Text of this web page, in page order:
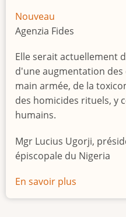
Nouveau
Agenzia Fides
Elle serait actuellement
d'une augmentation des
main armée, de la
des homicides rituels, y
humains.
Mgr Lucius Ugorji,
épiscopale du Nigeria
En savoir plus
Le